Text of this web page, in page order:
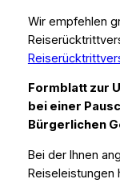
Wir empfehlen
Formblatt zur
bei einer
Bürgerlichen
Bei der Ihnen
Reiseleistungen